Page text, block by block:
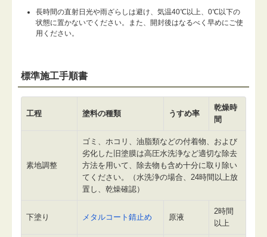
長時間の直射日光や雨ざらしは避け、気温40℃以上、0℃以下の
状態に置かないでください。また、開封後はなるべく早めにご使
用ください。
標準施工手順書
工程 塗料の種類 うすめ率
乾燥時
間
素地調整
ゴミ、ホコリ、油脂類などの付着物、および
劣化した旧塗膜は高圧水洗浄など適切な除去
方法を用いて、除去物も含め十分に取り除い
てください。（水洗浄の場合、24時間以上放
置し、乾燥確認）
下塗り メタルコート錆止め 原液
2時間
以上